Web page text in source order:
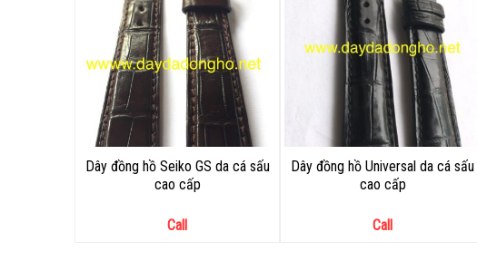
Dây đồng hồ Seiko GS da cá sấu
cao cấp
Call
Dây đồng hồ Universal da cá sấu
cao cấp
Call